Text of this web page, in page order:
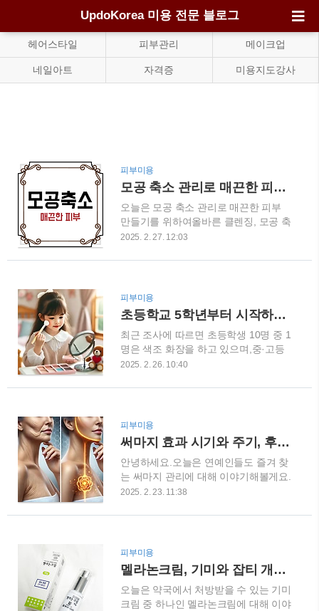
UpdoKorea 미용 전문 블로그
헤어스타일 피부관리 메이크업
네일아트 자격증 미용지도강사
피부미용
모공 축소 관리로 매끈한 피부 만들기
오늘은 모공 축소 관리로 매끈한 피부
만들기를 위하여올바른 클렌징, 모공 축
소 팩, 생활 습관까지 효과적인 관리법
인모공이 넓어지는 이유는 여러 가지가
화, 잘못된 클렌징 습관입니다.피지와
각질이 쌓이면 모공이 막히고 확장되기
쉽습니다. 2. 모공 축소 관리 필수 루
틴 올바른 클렌징아침: 가벼운 폼클렌징
저녁: 이중 세안 (클렌징 오일 + 폼클렌
저)주 1~2회 각질 제거 (필링젤 or
선 차단SPF 30~50 자외선 차단제 필수
외출 30분 전 바르기3~4시간마다 덧바
르기 3. 추천 제품 TOP 3 이니스프리..
2025. 2. 27. 12:03
피부미용
초등학교 5학년부터 시작하는 화장? 안전한 화장 습관과 세안법
최근 조사에 따르면 초등학생 10명 중 1
명은 색조 화장을 하고 있으며,중·고등
학생의 40%는 초등학교 6학년 때부터
령대가 점점 낮아지고 있는 만큼, 무조
법과 안전한 스킨케어 습관을 가르쳐야
합니다. 청소년 피부에 맞는 화장품 선
택하기 청소년기는 피부가 민감하고 피
지 분비가 일정하지 않기 때문에 색조
화장품을 사용할 경우 피부 트러블이 발
생할 가능성이 높습니다. 따라서, 본인
익산, AHA 성분이 각질 제거와 염증 완
화에 도움건조한 피부: 세라마이드, 덱
스판테놀, 바셀린 성분이 보습에 효과적
피부 트러블 방지: 색조 제..
2025. 2. 26. 10:40
피부미용
써마지 효과 시기와 주기, 후기 – 연예인도 반한 피부 관리 써마지
안녕하세요.오늘은 연예인들도 즐겨 찾
는 써마지 관리에 대해 이야기해볼게요.
써마지는 단순한 시술이 아니라, 피부
똑똑한 관리법인데요,효과가 확실하다
효과시기, 관리 주기, 그리고 실제 후기
까지 알아볼까요? 써마지, 대체 뭐
야? 써마지는 고주파 에너지를 이용해
피부 깊숙한 곳에 열을 전달해요.이 열
에 의해 콜라겐 섬유가 수축하고 변성을
2025. 2. 23. 11:38
피부미용
멜라논크림, 기미와 잡티 개선의 비밀 무기! 피부미인되기
오늘은 약국에서 처방받을 수 있는 기미
크림 중 하나인 멜라논크림에 대해 이야